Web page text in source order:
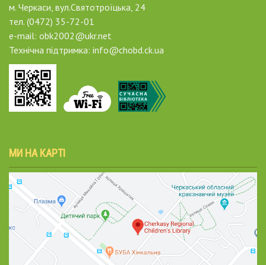
м. Черкаси, вул.Святотроїцька, 24
тел. (0472) 35-72-01
e-mail: obk2002@ukr.net
Технічна підтримка: info@chobd.ck.ua
МИ НА КАРТІ